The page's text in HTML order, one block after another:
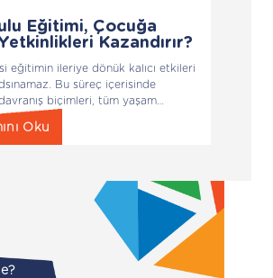
Eğitimi, Çocuğa
Kazandırır?
eğitimin ileriye dönük kalıcı etkileri
Bu süreç içerisinde
biçimleri, tüm yaşam
eder. Bu nedenle bu dönemin
şekilde değerlendirilmesi, mutlu ve
Oku